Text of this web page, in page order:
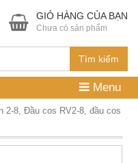
Tìm kiếm
GIỎ HÀNG CỦA BẠN
Chưa có sản phẩm
Menu
2-8, Đầu cos RV2-8, đầu cos